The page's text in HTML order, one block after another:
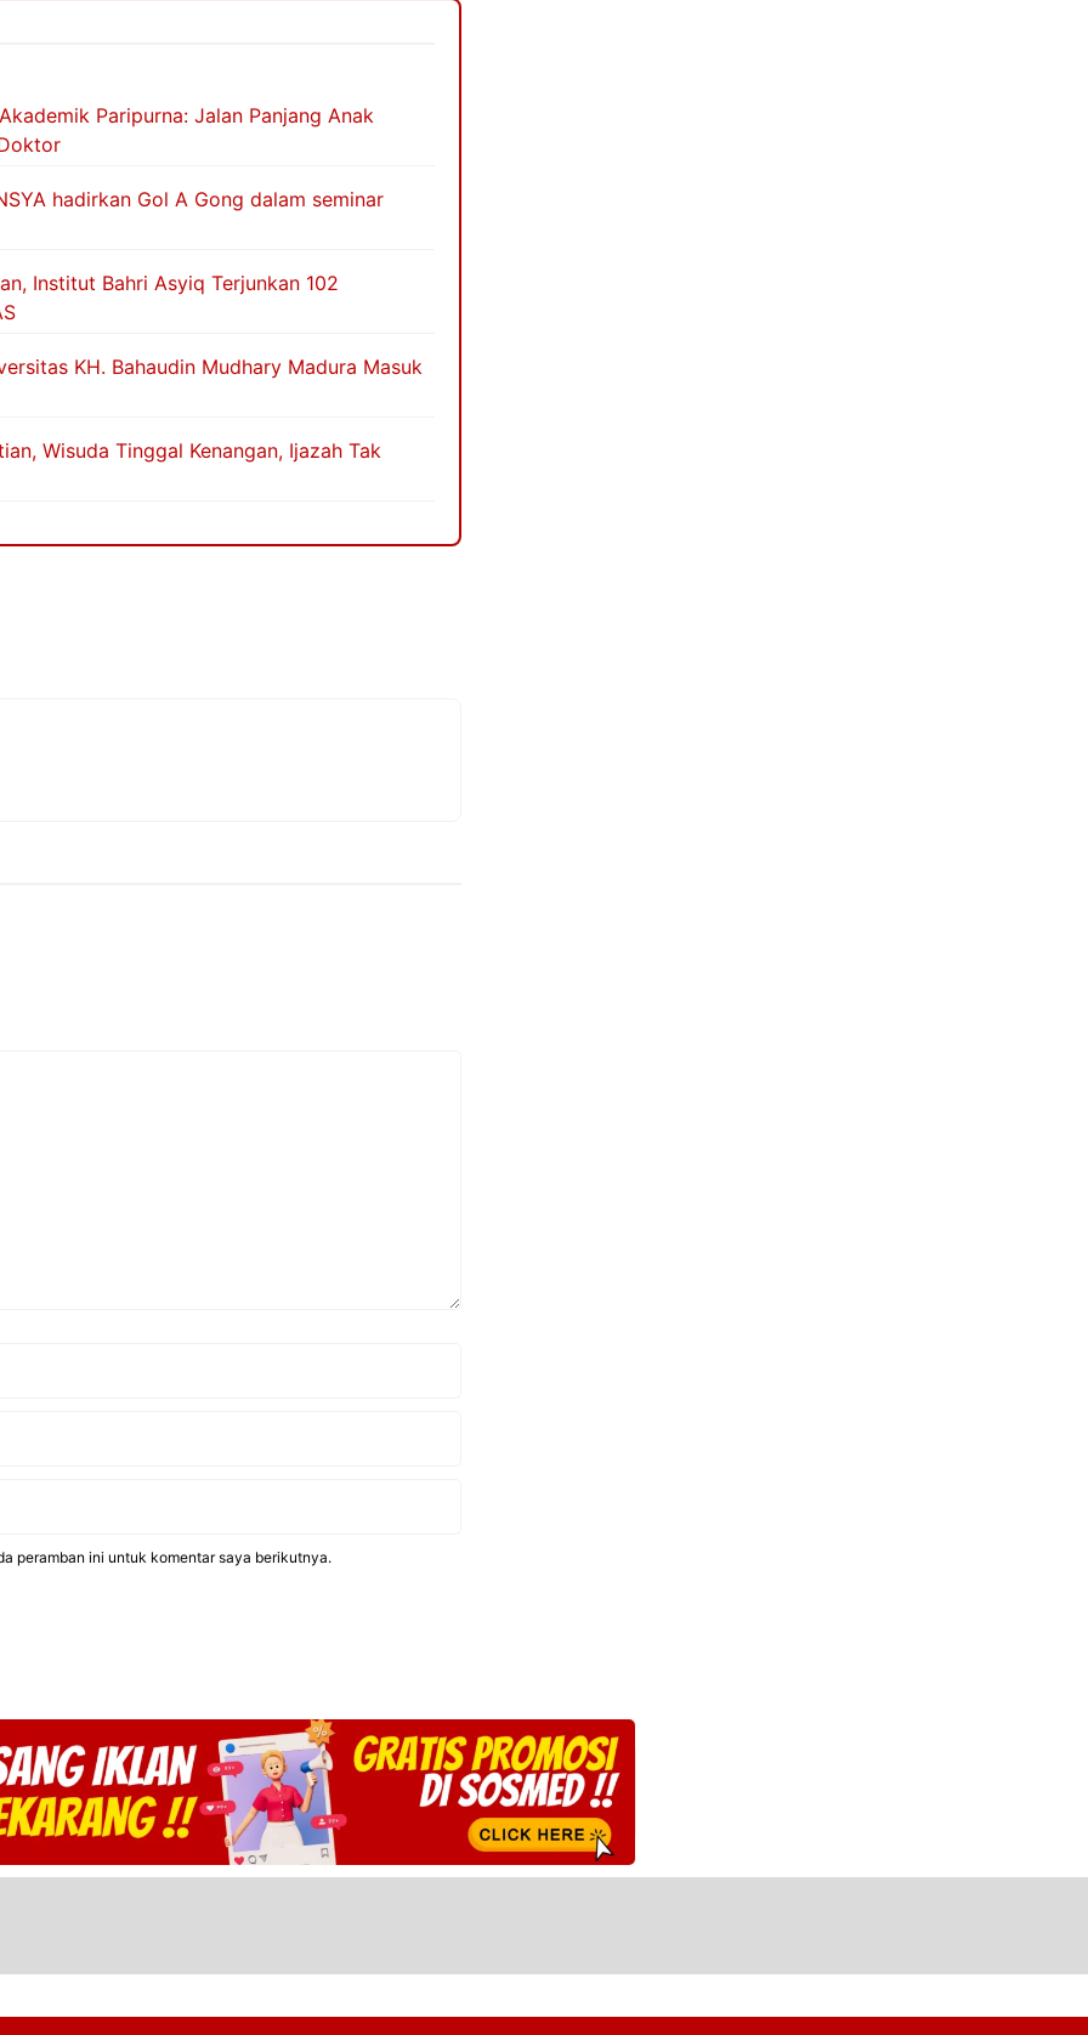
Paripurna: Jalan Panjang Anak
hadirkan Gol A Gong dalam seminar
Institut Bahri Asyiq Terjunkan 102
KH. Bahaudin Mudhary Madura Masuk
Wisuda Tinggal Kenangan, Ijazah Tak
peramban ini untuk komentar saya berikutnya.